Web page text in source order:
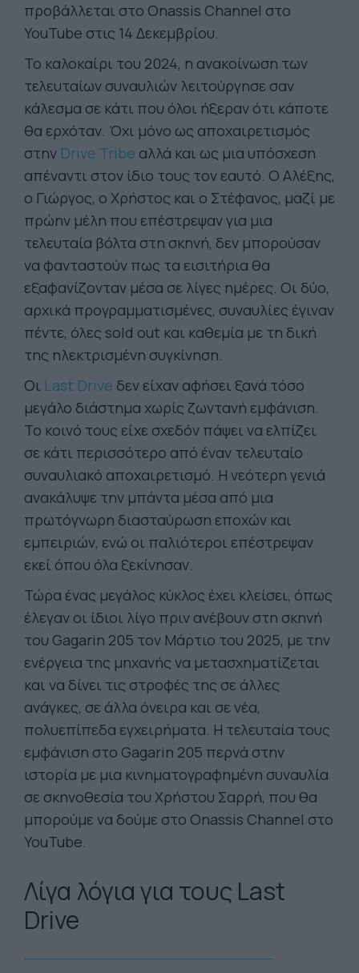
προβάλλεται στο Onassis Channel στο
YouTube στις 14 Δεκεμβρίου.
Το καλοκαίρι του 2024, η ανακοίνωση των
τελευταίων συναυλιών λειτούργησε σαν
κάλεσμα σε κάτι που όλοι ήξεραν ότι κάποτε
θα ερχόταν. Όχι μόνο ως αποχαιρετισμός
στην Drive Tribe αλλά και ως μια υπόσχεση
απέναντι στον ίδιο τους τον εαυτό. Ο Αλέξης,
ο Γιώργος, ο Χρήστος και ο Στέφανος, μαζί με
πρώην μέλη που επέστρεψαν για μια
τελευταία βόλτα στη σκηνή, δεν μπορούσαν
να φανταστούν πως τα εισιτήρια θα
εξαφανίζονταν μέσα σε λίγες ημέρες. Οι δύο,
αρχικά προγραμματισμένες, συναυλίες έγιναν
πέντε, όλες sold out και καθεμία με τη δική
της ηλεκτρισμένη συγκίνηση.
Οι Last Drive δεν είχαν αφήσει ξανά τόσο
μεγάλο διάστημα χωρίς ζωντανή εμφάνιση.
Το κοινό τους είχε σχεδόν πάψει να ελπίζει
σε κάτι περισσότερο από έναν τελευταίο
συναυλιακό αποχαιρετισμό. Η νεότερη γενιά
ανακάλυψε την μπάντα μέσα από μια
πρωτόγνωρη διασταύρωση εποχών και
εμπειριών, ενώ οι παλιότεροι επέστρεψαν
εκεί όπου όλα ξεκίνησαν.
Τώρα ένας μεγάλος κύκλος έχει κλείσει, όπως
έλεγαν οι ίδιοι λίγο πριν ανέβουν στη σκηνή
του Gagarin 205 τον Μάρτιο του 2025, με την
ενέργεια της μηχανής να μετασχηματίζεται
και να δίνει τις στροφές της σε άλλες
ανάγκες, σε άλλα όνειρα και σε νέα,
πολυεπίπεδα εγχειρήματα. Η τελευταία τους
εμφάνιση στο Gagarin 205 περνά στην
ιστορία με μια κινηματογραφημένη συναυλία
σε σκηνοθεσία του Χρήστου Σαρρή, που θα
μπορούμε να δούμε στο Onassis Channel στο
YouTube.
Λίγα λόγια για τους Last
Drive